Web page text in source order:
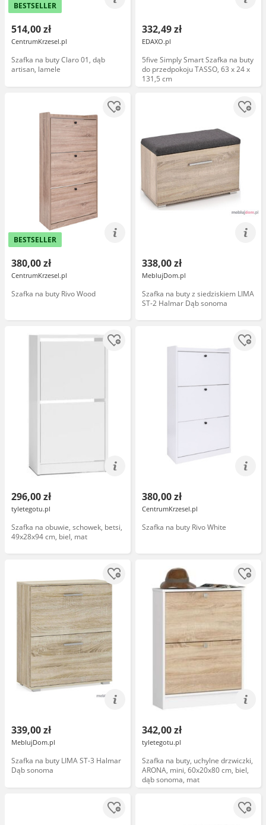
BESTSELLER
514,00 zł
CentrumKrzesel.pl
Szafka na buty Claro 01, dąb
artisan, lamele
332,49 zł
EDAXO.pl
5five Simply Smart Szafka na buty
do przedpokoju TASSO, 63 x 24 x
131,5 cm
BESTSELLER
380,00 zł
CentrumKrzesel.pl
Szafka na buty Rivo Wood
338,00 zł
MeblujDom.pl
Szafka na buty z siedziskiem LIMA
ST-2 Halmar Dąb sonoma
296,00 zł
tyletegotu.pl
Szafka na obuwie, schowek, betsi,
49x28x94 cm, biel, mat
380,00 zł
CentrumKrzesel.pl
Szafka na buty Rivo White
339,00 zł
MeblujDom.pl
Szafka na buty LIMA ST-3 Halmar
Dąb sonoma
342,00 zł
tyletegotu.pl
Szafka na buty, uchylne drzwiczki,
ARONA, mini, 60x20x80 cm, biel,
dąb sonoma, mat